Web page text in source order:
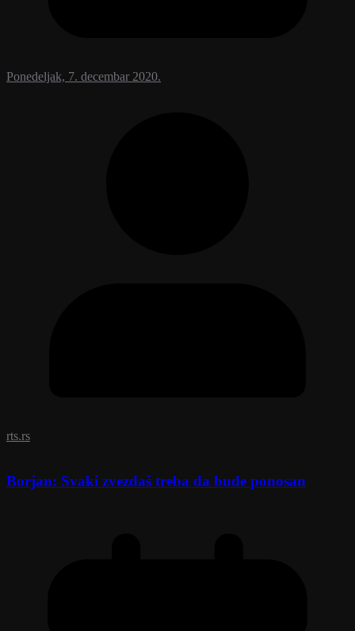
Ponedeljak, 7. decembar 2020.
rts.rs
Borjan: Svaki zvezdaš treba da bude ponosan